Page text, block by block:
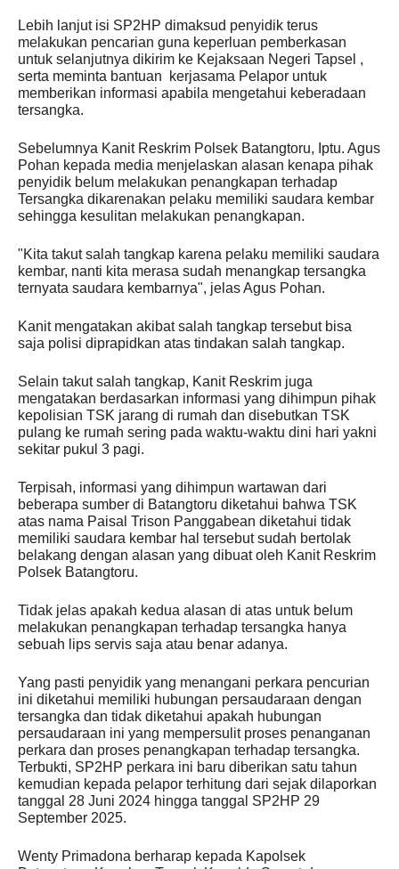
Lebih lanjut isi SP2HP dimaksud penyidik terus
melakukan pencarian guna keperluan pemberkasan
untuk selanjutnya dikirim ke Kejaksaan Negeri Tapsel ,
serta meminta bantuan kerjasama Pelapor untuk
memberikan informasi apabila mengetahui keberadaan
tersangka.
Sebelumnya Kanit Reskrim Polsek Batangtoru, Iptu. Agus
Pohan kepada media menjelaskan alasan kenapa pihak
penyidik belum melakukan penangkapan terhadap
Tersangka dikarenakan pelaku memiliki saudara kembar
sehingga kesulitan melakukan penangkapan.
"Kita takut salah tangkap karena pelaku memiliki saudara
kembar, nanti kita merasa sudah menangkap tersangka
ternyata saudara kembarnya", jelas Agus Pohan.
Kanit mengatakan akibat salah tangkap tersebut bisa
saja polisi diprapidkan atas tindakan salah tangkap.
Selain takut salah tangkap, Kanit Reskrim juga
mengatakan berdasarkan informasi yang dihimpun pihak
kepolisian TSK jarang di rumah dan disebutkan TSK
pulang ke rumah sering pada waktu-waktu dini hari yakni
sekitar pukul 3 pagi.
Terpisah, informasi yang dihimpun wartawan dari
beberapa sumber di Batangtoru diketahui bahwa TSK
atas nama Paisal Trison Panggabean diketahui tidak
memiliki saudara kembar hal tersebut sudah bertolak
belakang dengan alasan yang dibuat oleh Kanit Reskrim
Polsek Batangtoru.
Tidak jelas apakah kedua alasan di atas untuk belum
melakukan penangkapan terhadap tersangka hanya
sebuah lips servis saja atau benar adanya.
Yang pasti penyidik yang menangani perkara pencurian
ini diketahui memiliki hubungan persaudaraan dengan
tersangka dan tidak diketahui apakah hubungan
persaudaraan ini yang mempersulit proses penanganan
perkara dan proses penangkapan terhadap tersangka.
Terbukti, SP2HP perkara ini baru diberikan satu tahun
kemudian kepada pelapor terhitung dari sejak dilaporkan
tanggal 28 Juni 2024 hingga tanggal SP2HP 29
September 2025.
Wenty Primadona berharap kepada Kapolsek